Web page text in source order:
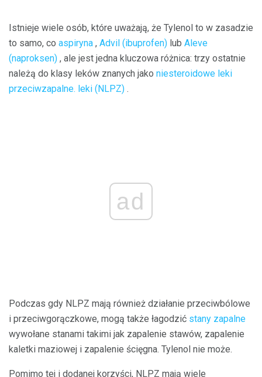
Istnieje wiele osób, które uważają, że Tylenol to w zasadzie
to samo, co aspiryna , Advil (ibuprofen) lub Aleve
(naproksen) , ale jest jedna kluczowa różnica: trzy ostatnie
należą do klasy leków znanych jako niesteroidowe leki
przeciwzapalne. leki (NLPZ) .
ad
Podczas gdy NLPZ mają również działanie przeciwbólowe
i przeciwgorączkowe, mogą także łagodzić stany zapalne
wywołane stanami takimi jak zapalenie stawów, zapalenie
kaletki maziowej i zapalenie ścięgna. Tylenol nie może.
Pomimo tej i dodanej korzyści, NLPZ mają wiele